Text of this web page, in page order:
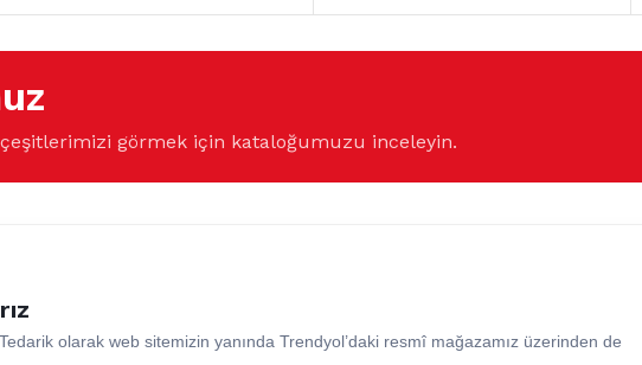
görmek için kataloğumuzu inceleyin.
olarak web sitemizin yanında Trendyol’daki resmî mağazamız üzerinden de